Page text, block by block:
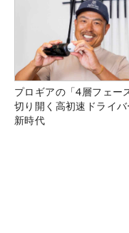
プロギアの「4層フェー
切り開く高初速ドライ
新時代